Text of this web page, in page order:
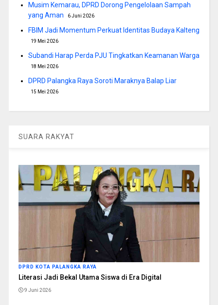
Musim Kemarau, DPRD Dorong Pengelolaan Sampah
yang Aman
6 Juni 2026
FBIM Jadi Momentum Perkuat Identitas Budaya Kalteng
19 Mei 2026
Subandi Harap Perda PJU Tingkatkan Keamanan Warga
18 Mei 2026
DPRD Palangka Raya Soroti Maraknya Balap Liar
15 Mei 2026
SUARA RAKYAT
DPRD KOTA PALANGKA RAYA
Literasi Jadi Bekal Utama Siswa di Era Digital
9 Juni 2026